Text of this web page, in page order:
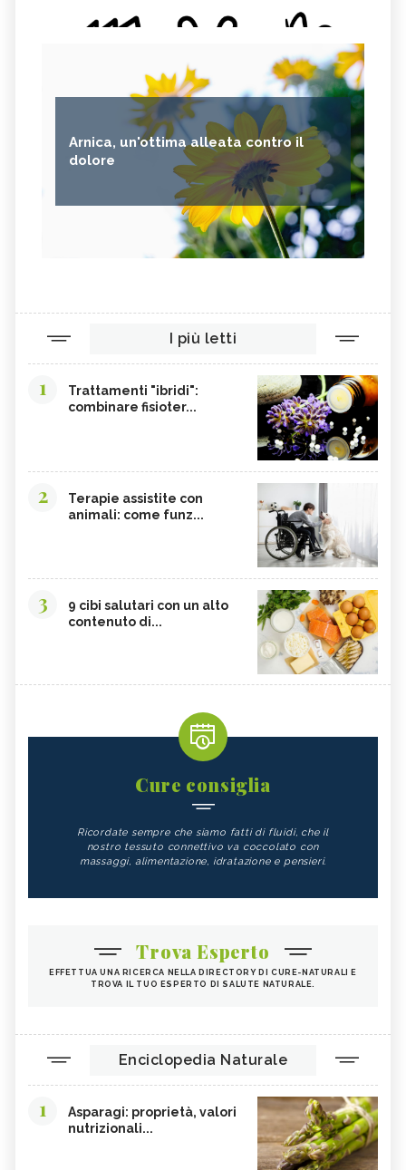
Arnica, un'ottima alleata contro il
dolore
I più letti
1
Trattamenti "ibridi":
combinare fisioter...
2
Terapie assistite con
animali: come funz...
3
9 cibi salutari con un alto
contenuto di...
Cure consiglia
Ricordate sempre che siamo fatti di fluidi, che il
nostro tessuto connettivo va coccolato con
massaggi, alimentazione, idratazione e pensieri.
Trova Esperto
EFFETTUA UNA RICERCA NELLA DIRECTORY DI CURE-NATURALI E
TROVA IL TUO ESPERTO DI SALUTE NATURALE.
Enciclopedia Naturale
1
Asparagi: proprietà, valori
nutrizionali...